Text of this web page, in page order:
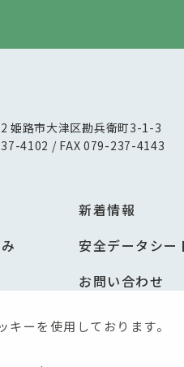
姫路市大津区勘兵衛町3-1-3
4102 / FAX 079-237-4143
新着情報
安全データシー
お問い合わせ
ーを使用しております。